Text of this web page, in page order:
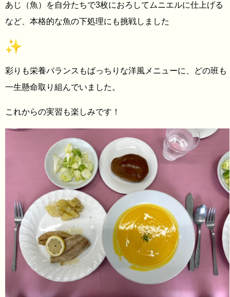
あじ（魚）を自分たちで3枚におろしてムニエルに仕上げる
など、本格的な魚の下処理にも挑戦しました
彩りも栄養バランスもばっちりな洋風メニューに、どの班も
一生懸命取り組んでいました。
これからの実習も楽しみです！